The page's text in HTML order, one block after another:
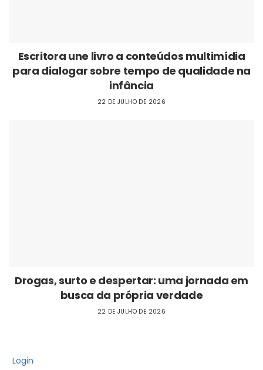
Escritora une livro a conteúdos multimídia
para dialogar sobre tempo de qualidade na
infância
22 DE JULHO DE 2026
Drogas, surto e despertar: uma jornada em
busca da própria verdade
22 DE JULHO DE 2026
Login